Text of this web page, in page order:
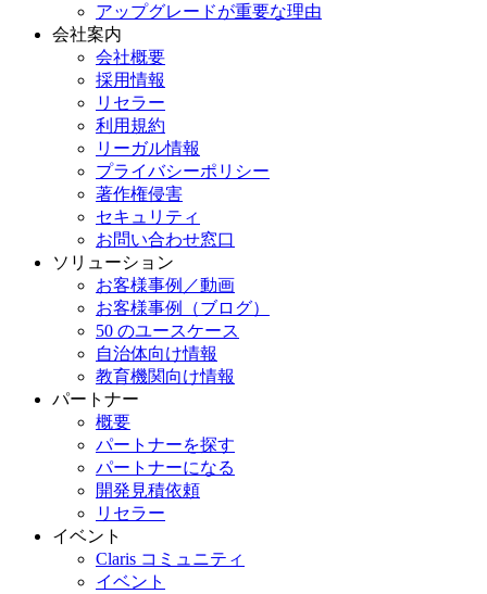
アップグレードが重要な理由
会社案内
会社概要
採用情報
リセラー
利用規約
リーガル情報
プライバシーポリシー
著作権侵害
セキュリティ
お問い合わせ窓口
ソリューション
お客様事例／動画
お客様事例（ブログ）
50 のユースケース
自治体向け情報
教育機関向け情報
パートナー
概要
パートナーを探す
パートナーになる
開発見積依頼
リセラー
イベント
Claris コミュニティ
イベント